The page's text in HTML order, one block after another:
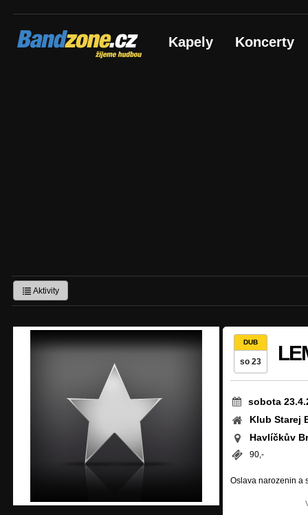
Bandzone.cz
žijeme hudbou Kapely Koncerty
Aktivity
DUB
so 23
sobota
Klub Starej
Havlíčkův
90,-
Oslava narozenin a